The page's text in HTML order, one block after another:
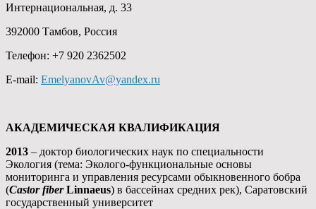
Интернациональная, д. 33
392000 Тамбов, Россия
Телефон: +7 920 2362502
E-mail: EmelyanovAv@yandex.ru
АКАДЕМИЧЕСКАЯ КВАЛИФИКАЦИЯ
2013 – доктор биологических наук по специальности
Экология (тема: Эколого-функциональные основы
мониторинга и управления ресурсами обыкновенного бобра
(Castor fiber Linnaeus) в бассейнах средних рек), Саратовский
государственный университет